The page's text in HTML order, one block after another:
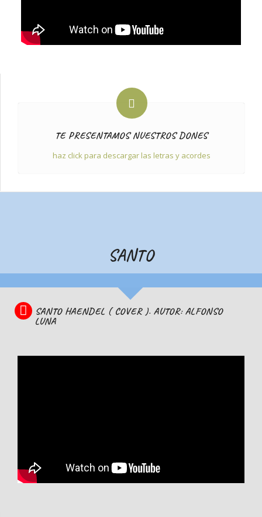
TE PRESENTAMOS NUESTROS DONES
haz click para descargar las letras y acordes
SANTO
SANTO HAENDEL ( COVER ). AUTOR: ALFONSO
LUNA